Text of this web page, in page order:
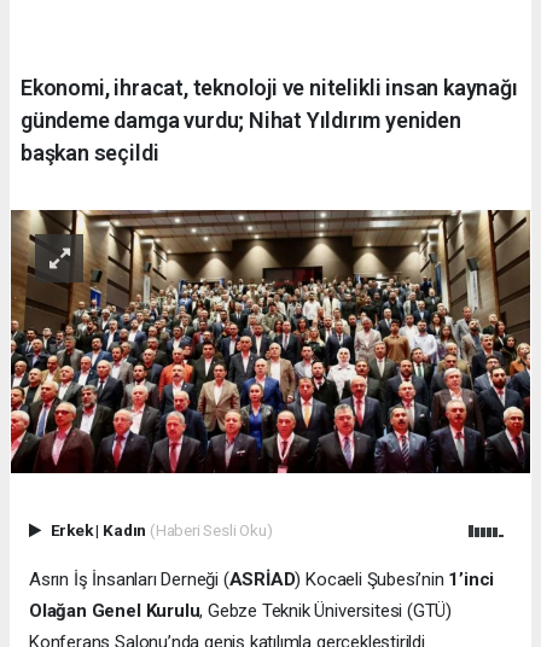
Ekonomi, ihracat, teknoloji ve nitelikli insan kaynağı
gündeme damga vurdu; Nihat Yıldırım yeniden
başkan seçildi
Erkek| Kadın (Haberi Sesli Oku)
Asrın İş İnsanları Derneği (ASRİAD) Kocaeli Şubesi’nin 1’inci
Olağan Genel Kurulu, Gebze Teknik Üniversitesi (GTÜ)
Konferans Salonu’nda geniş katılımla gerçekleştirildi.